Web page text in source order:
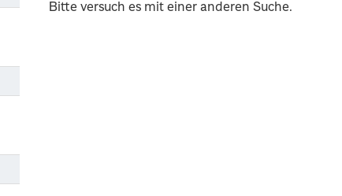
Bitte versuch es mit einer anderen Suche.